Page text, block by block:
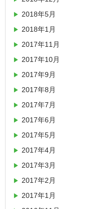
2018年5月
2018年1月
2017年11月
2017年10月
2017年9月
2017年8月
2017年7月
2017年6月
2017年5月
2017年4月
2017年3月
2017年2月
2017年1月